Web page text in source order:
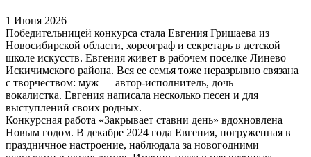
1 Июня 2026
Победительницей конкурса стала Евгения Гришаева из
Новосибирской области, хореограф и секретарь в детской
школе искусств. Евгения живет в рабочем поселке Линево
Искичимского района. Вся ее семья тоже неразрывно связана
с творчеством: муж — автор-исполнитель, дочь —
вокалистка. Евгения написала несколько песен и для
выступлений своих родных.
Конкурсная работа «Закрывает ставни день» вдохновлена
Новым годом. В декабре 2024 года Евгения, погруженная в
праздничное настроение, наблюдала за новогодними